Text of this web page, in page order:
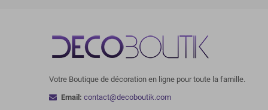
Votre Boutique de décoration en ligne pour toute la famille.
Email: contact@decoboutik.com